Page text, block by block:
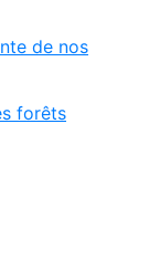
de nos
forêts